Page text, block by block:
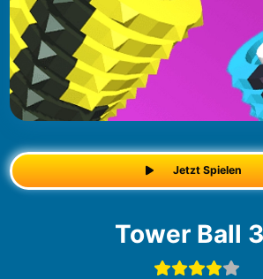
Jetzt Spielen
Tower Ball